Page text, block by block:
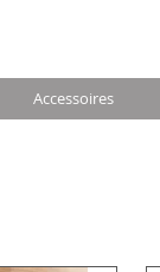
Accessoires